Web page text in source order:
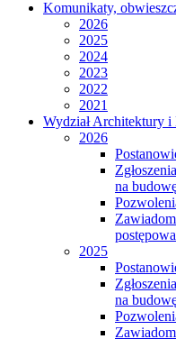
Komunikaty,
2026
2025
2024
2023
2022
2021
Wydział Architektury
2026
na
2025
na